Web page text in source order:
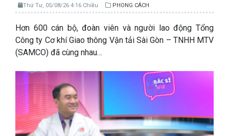
Thứ Tư, 05/08/26 4:16 Chiều PHONG CÁCH
Hơn 600 cán bộ, đoàn viên và người lao động Tổng
Công ty Cơ khí Giao thông Vận tải Sài Gòn – TNHH MTV
(SAMCO) đã cùng nhau…